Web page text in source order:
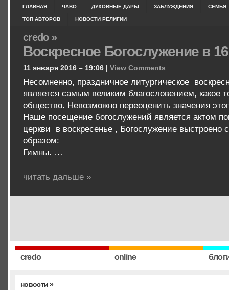
ГЛАВНАЯ ЧАВО ДУХОВНЫЕ ДАРЫ ЗАБЛУЖДЕНИЯ СЕМЬЯ
ТОП АВТОРОВ НОВОСТИ РЕЛИГИИ
credo »
Воскресное Богослужение в
11 января 2016 – 19:06 | View Comments
Несомненно, праздничное литургическое
является самым великим благословением, какое
общество. Невозможно переоценить значения
Наше посещение богослужений является актом
церкви в воскресенье , Богослужение
образом:
Гимны. …
читать дальше »
credo online
новости»